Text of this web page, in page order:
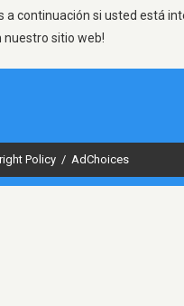
continuación si usted está
nuestro sitio web!
Policy / AdChoices